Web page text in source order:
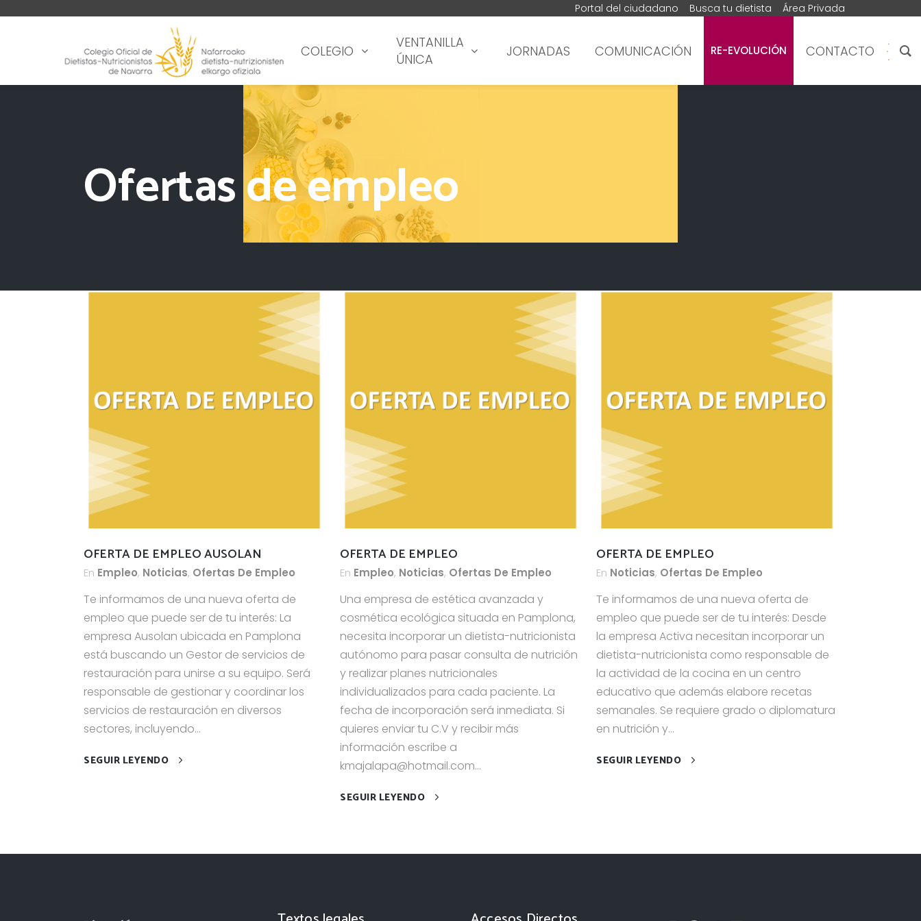
Portal del ciudadano Busca tu dietista Área Privada
COLEGIO
VENTANILLA
ÚNICA
JORNADAS COMUNICACIÓN RE-EVOLUCIÓN CONTACTO
Ofertas de empleo
OFERTA DE EMPLEO AUSOLAN
En Empleo, Noticias, Ofertas De Empleo
Te informamos de una nueva oferta de
empleo que puede ser de tu interés: La
empresa Ausolan ubicada en Pamplona
está buscando un Gestor de servicios de
restauración para unirse a su equipo. Será
responsable de gestionar y coordinar los
servicios de restauración en diversos
sectores, incluyendo...
SEGUIR LEYENDO
OFERTA DE EMPLEO
En Empleo, Noticias, Ofertas De Empleo
Una empresa de estética avanzada y
cosmética ecológica situada en Pamplona,
necesita incorporar un dietista-nutricionista
autónomo para pasar consulta de nutrición
y realizar planes nutricionales
individualizados para cada paciente. La
fecha de incorporación será inmediata. Si
quieres enviar tu C.V y recibir más
información escribe a
kmajalapa@hotmail.com...
SEGUIR LEYENDO
OFERTA DE EMPLEO
En Noticias, Ofertas De Empleo
Te informamos de una nueva oferta de
empleo que puede ser de tu interés: Desde
la empresa Activa necesitan incorporar un
dietista-nutricionista como responsable de
la actividad de la cocina en un centro
educativo que además elabore recetas
semanales. Se requiere grado o diplomatura
en nutrición y...
SEGUIR LEYENDO